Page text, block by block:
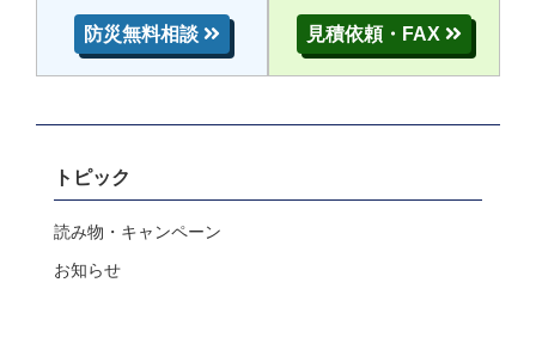
防災無料相談 見積依頼・FAX
トピック
読み物・キャンペーン
お知らせ